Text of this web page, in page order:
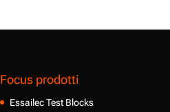
Focus prodotti
Essailec Test Blocks